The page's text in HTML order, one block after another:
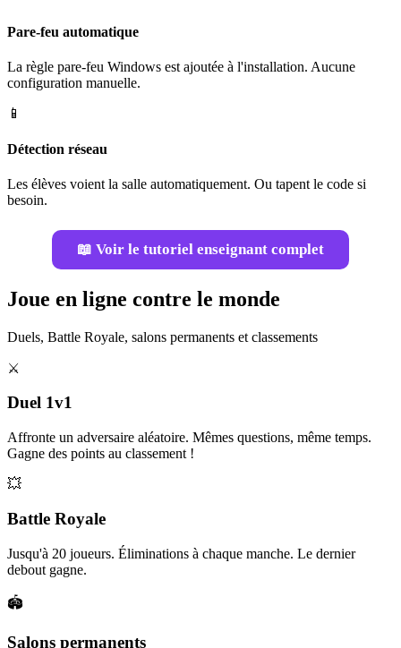
Pare-feu automatique
La règle pare-feu Windows est ajoutée à l'installation. Aucune
configuration manuelle.
📱
Détection réseau
Les élèves voient la salle automatiquement. Ou tapent le code si
besoin.
📖 Voir le tutoriel enseignant complet
Joue en ligne contre le monde
Duels, Battle Royale, salons permanents et classements
⚔️
Duel 1v1
Affronte un adversaire aléatoire. Mêmes questions, même temps.
Gagne des points au classement !
💥
Battle Royale
Jusqu'à 20 joueurs. Éliminations à chaque manche. Le dernier
debout gagne.
🏟️
Salons permanents